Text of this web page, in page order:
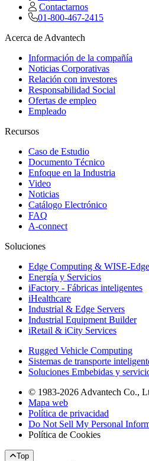
Contactarnos
01-800-467-2415
Acerca de Advantech
Información de la compañía
Noticias Corporativas
Relación con investores
Responsabilidad Social
Ofertas de empleo
Empleado
Recursos
Caso de Estudio
Documento Técnico
Enfoque en la Industria
Video
Noticias
Catálogo Electrónico
FAQ
A-connect
Soluciones
Edge Computing & WISE-Edge
Energía y Servicios
iFactory - Fábricas inteligentes
iHealthcare
Industrial & Edge Servers
Industrial Equipment Builder
iRetail & iCity Services
Rugged Vehicle Computing
Sistemas de transporte
Soluciones Embebidas y
© 1983-2026 Advantech Co.,
Mapa web
Política de privacidad
Do Not Sell My Personal
Política de Cookies
Top